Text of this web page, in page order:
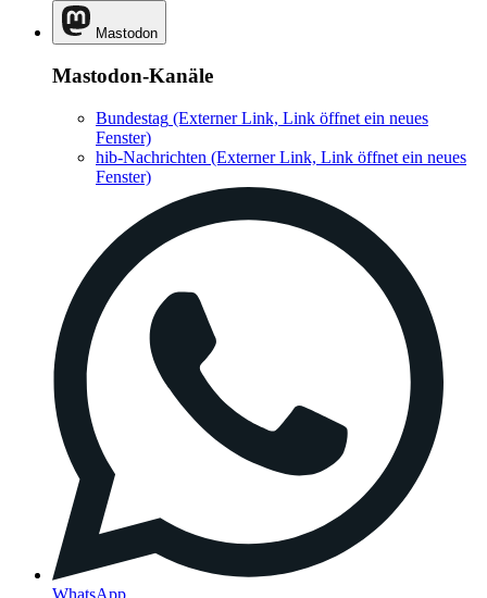
Mastodon
Mastodon-Kanäle
Bundestag (Externer Link, Link öffnet ein neues
Fenster)
hib-Nachrichten (Externer Link, Link öffnet ein neues
Fenster)
WhatsApp